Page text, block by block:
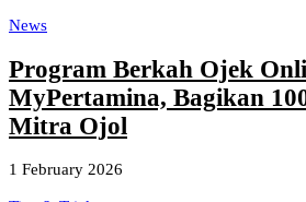
News
Program Berkah Ojek
MyPertamina, Bagikan
Mitra Ojol
1 February 2026